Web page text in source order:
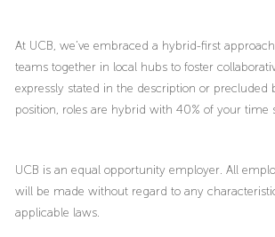
At UCB, we’ve embraced a hybrid-first
teams together in local hubs to foster
expressly stated in the description or precluded
position, roles are hybrid with 40% of your time
UCB is an equal opportunity employer. All
will be made without regard to any
applicable laws.